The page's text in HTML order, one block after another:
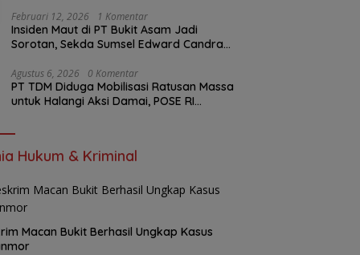
Februari 12, 2026 1 Komentar
Insiden Maut di PT Bukit Asam Jadi
Sorotan, Sekda Sumsel Edward Candra
Agustus 6, 2026 0 Komentar
PT TDM Diduga Mobilisasi Ratusan Massa
untuk Halangi Aksi Damai, POSE RI
Hukum & Kriminal
Macan Bukit Berhasil Ungkap Kasus